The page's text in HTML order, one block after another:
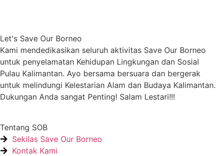
Let's Save Our Borneo
Kami mendedikasikan seluruh aktivitas Save Our Borneo
untuk penyelamatan Kehidupan Lingkungan dan Sosial
Pulau Kalimantan. Ayo bersama bersuara dan bergerak
untuk melindungi Kelestarian Alam dan Budaya Kalimantan.
Dukungan Anda sangat Penting! Salam Lestari!!!
Tentang SOB
Sekilas Save Our Borneo
Kontak Kami